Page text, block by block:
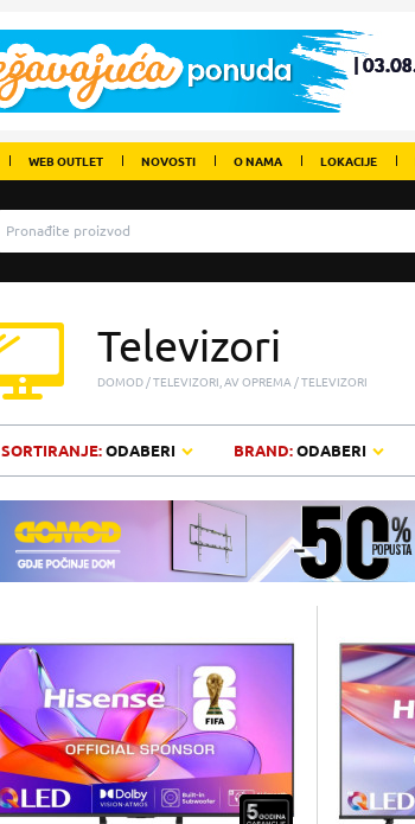
WEB OUTLET NOVOSTI O NAMA LOKACIJE
Televizori
DOMOD TELEVIZORI, AV OPREMA TELEVIZORI
SORTIRANJE:ODABERI BRAND:ODABERI